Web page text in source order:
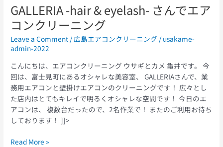
GALLERIA -hair & eyelash- さんでエア
コンクリーニング
Leave a Comment /広島エアコンクリーニング / usakame-
admin-2022
こんにちは、エアコンクリーニング ウサギとカメ 亀井です。 今
回は、富士見町にあるオシャレな美容室、 GALLERIAさんで、業
務用エアコンと壁掛けエアコンのクリーニングです！ 広々とし
た店内はとてもキレイで明るくオシャレな空間です！ 今日のエ
アコンは、 複数台だったので、2名作業で！ またのご利用お待ち
しております！ ]]>
コ
ン
ク
リ
ニ
ン
グ
Read More »